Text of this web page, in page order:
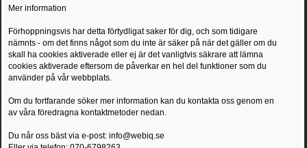
Mer information
Förhoppningsvis har detta förtydligat saker för dig, och som tidigare
nämnts - om det finns något som du inte är säker på när det gäller om du
skall ha cookies aktiverade eller ej är det vanligtvis säkrare att lämna
cookies aktiverade eftersom de påverkar en hel del funktioner som du
använder på vår webbplats.
Om du fortfarande söker mer information kan du kontakta oss genom en
av våra föredragna kontaktmetoder nedan.
Du når oss bäst via e-post: info@webiq.se